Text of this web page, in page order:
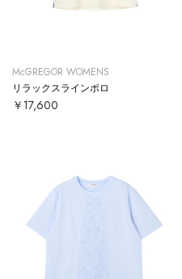
McGREGOR WOMENS
リラックスラインポロ
￥17,600